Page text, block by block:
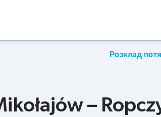
Розклад
–